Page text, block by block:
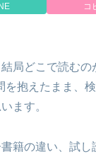
コ
結局どこで読む
を抱えたまま、
ます。
籍の違い、試し